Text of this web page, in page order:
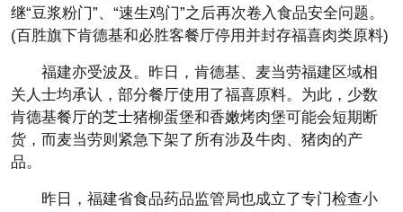
继“豆浆粉门”、“速生鸡门”之后再次卷入食品安全问题。
(百胜旗下肯德基和必胜客餐厅停用并封存福喜肉类原料)
福建亦受波及。昨日，肯德基、麦当劳福建区域相
关人士均承认，部分餐厅使用了福喜原料。为此，少数
肯德基餐厅的芝士猪柳蛋堡和香嫩烤肉堡可能会短期断
货，而麦当劳则紧急下架了所有涉及牛肉、猪肉的产
品。
昨日，福建省食品药品监管局也成立了专门检查小